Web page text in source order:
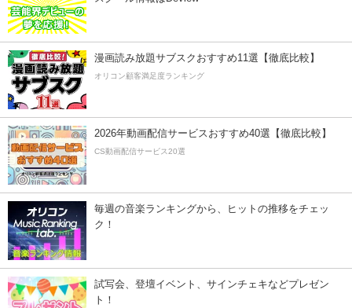
漫画読み放題サブスクおすすめ11選【徹底比較】
オリコン顧客満足度ランキング
2026年動画配信サービスおすすめ40選【徹底比較】
CS動画配信サービス20選
毎週の音楽ランキングから、ヒットの推移をチェッ
ク！
試写会、登壇イベント、サインチェキなどプレゼン
ト！